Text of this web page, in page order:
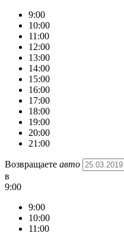
9:00
10:00
11:00
12:00
13:00
14:00
15:00
16:00
17:00
18:00
19:00
20:00
21:00
Возвращаете авто
в
9:00
9:00
10:00
11:00